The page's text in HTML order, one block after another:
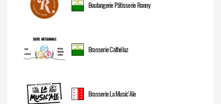
Boulangerie Pâtisserie Ronny
Brasserie Cathélaz
Brasserie La Music’Ale